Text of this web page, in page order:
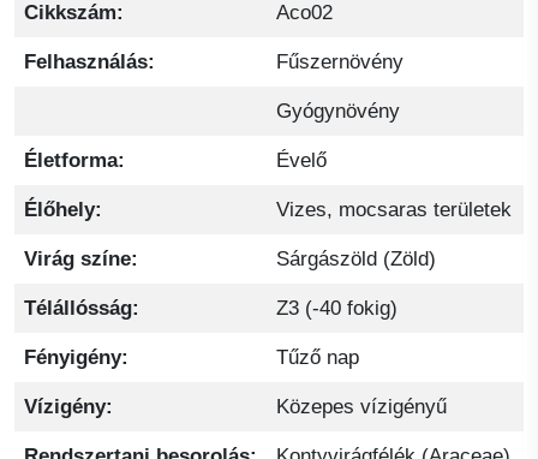
Cikkszám: Aco02
Felhasználás: Fűszernövény
Gyógynövény
Életforma: Évelő
Élőhely: Vizes, mocsaras területek
Virág színe: Sárgászöld (Zöld)
Télállósság: Z3 (-40 fokig)
Fényigény: Tűző nap
Vízigény: Közepes vízigényű